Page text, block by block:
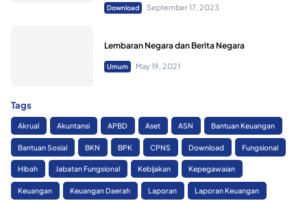
Download September 17, 2023
Lembaran Negara dan Berita Negara
Umum May 19, 2021
Tags
Akrual Akuntansi APBD Aset ASN Bantuan Keuangan
Bantuan Sosial BKN BPK CPNS Download Fungsional
Hibah Jabatan Fungsional Kebijakan Kepegawaian
Keuangan Keuangan Daerah Laporan Laporan Keuangan